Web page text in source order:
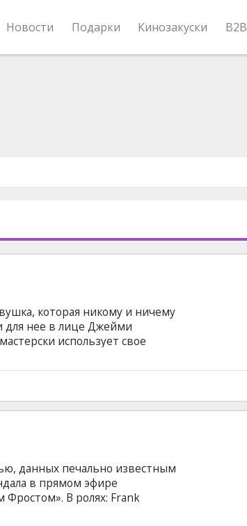
Новости Подарки Кинозакуски B2B
которая никому и ничему
для нее в лице Джейми
использует свое
мира. И вот вскоре оба
сильного наркотика —
данных печально известным
в прямом эфире
В ролях: Frank